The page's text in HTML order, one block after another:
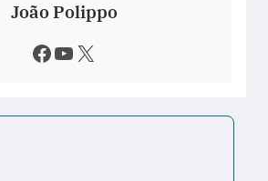
João Polippo
Facebook Youtube X